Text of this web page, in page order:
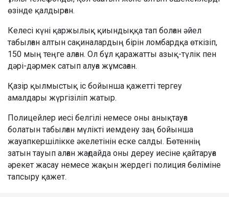
өзінде қалдырған.
Келесі күні қаржылық қиындыққа тап болған әйел
табылған алтын сақиналардың бірін ломбардқа өткізіп,
150 мың теңге алған. Ол бұл қаражатты азық-түлік пен
дәрі-дәрмек сатып алуға жұмсаған.
Қазір қылмыстық іс бойынша қажетті тергеу
амалдары жүргізіліп жатыр.
Полицейлер иесі белгілі немесе оны анықтауға
болатын табылған мүлікті иемдену заң бойынша
жауапкершілікке әкелетінін еске салды. Бөтеннің
затын тауып алған жағдайда оны дереу иесіне қайтаруға
әрекет жасау немесе жақын жердегі полиция бөліміне
тапсыру қажет.